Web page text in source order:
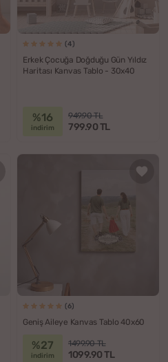
(4)
Erkek Çocuğa Doğduğu Gün Yıldız
Haritası Kanvas Tablo - 30x40
%16
indirim
949.90 TL
799.90 TL
(6)
Geniş Aileye Kanvas Tablo 40x60
%27
indirim
1499.90 TL
1099.90 TL